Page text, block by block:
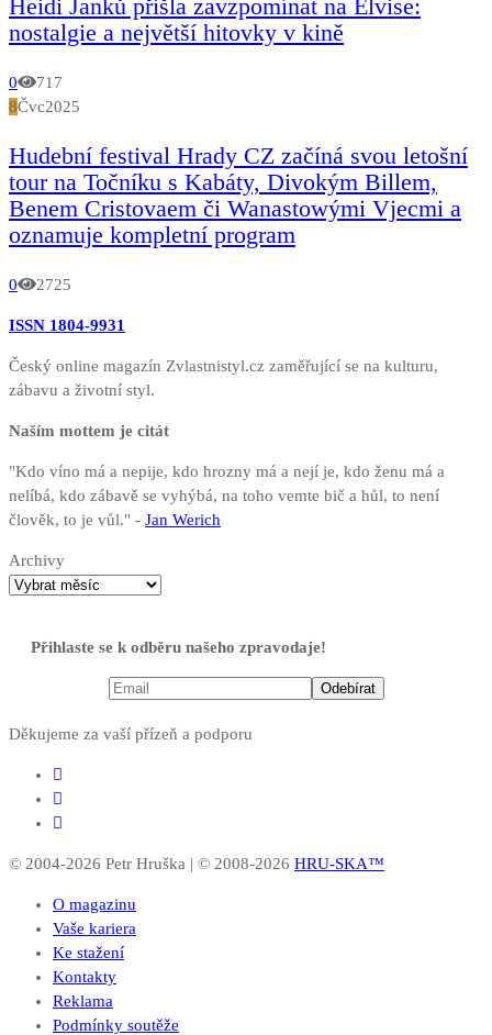
Heidi Janků přišla zavzpomínat na Elvise:
nostalgie a největší hitovky v kině
0
717
8Čvc2025
Hudební festival Hrady CZ začíná svou letošní
tour na Točníku s Kabáty, Divokým Billem,
Benem Cristovaem či Wanastowými Vjecmi a
oznamuje kompletní program
0 2725
ISSN 1804-9931
Český online magazín Zvlastnistyl.cz zaměřující se na kulturu,
zábavu a životní styl.
Naším mottem je citát
"Kdo víno má a nepije, kdo hrozny má a nejí je, kdo ženu má a
nelíbá, kdo zábavě se vyhýbá, na toho vemte bič a hůl, to není
člověk, to je vůl." - Jan Werich
Archivy
Přihlaste se k odběru našeho zpravodaje!
Děkujeme za vaší přízeň a podporu
© 2004-2026 Petr Hruška | © 2008-2026 HRU-SKA™
O magazinu
Vaše kariera
Ke stažení
Kontakty
Reklama
Podmínky soutěže